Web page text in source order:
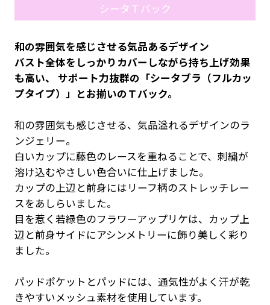
シータＴバック
和の雰囲気を感じさせる気品あるデザイン
バスト全体をしっかりカバーしながら持ち上げ効果
も高い、 サポート力抜群の「シータブラ（フルカッ
プタイプ）」とお揃いのＴバック。
和の雰囲気も感じさせる、気品溢れるデザインのラ
ンジェリー。
白いカップに藤色のレースを重ねることで、刺繍が
溶け込むやさしい色合いに仕上げました。
カップの上辺と前身にはリーフ柄のストレッチレー
スをあしらいました。
目を惹く若緑色のフラワーアップリケは、カップ上
辺と前身サイドにアシンメトリーに飾り美しく彩り
ました。
パッドポケットとパッドには、通気性がよく汗が乾
きやすいメッシュ素材を使用しています。